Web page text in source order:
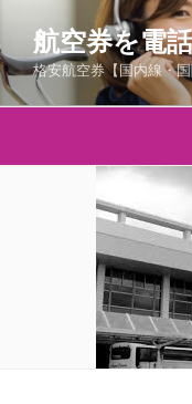
テ
ン
ス
航空券を電
格安航空券【国内線・